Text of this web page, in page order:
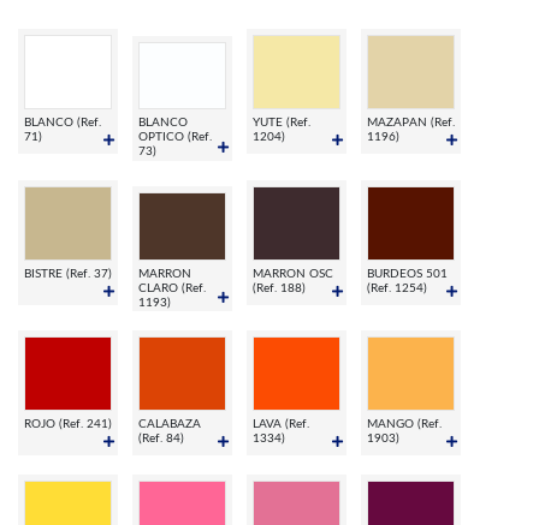
BLANCO (Ref.
71)
BLANCO
OPTICO (Ref.
73)
YUTE (Ref.
1204)
MAZAPAN (Ref.
1196)
BISTRE (Ref. 37)
MARRON
CLARO (Ref.
1193)
MARRON OSC
(Ref. 188)
BURDEOS 501
(Ref. 1254)
ROJO (Ref. 241)
CALABAZA
(Ref. 84)
LAVA (Ref.
1334)
MANGO (Ref.
1903)